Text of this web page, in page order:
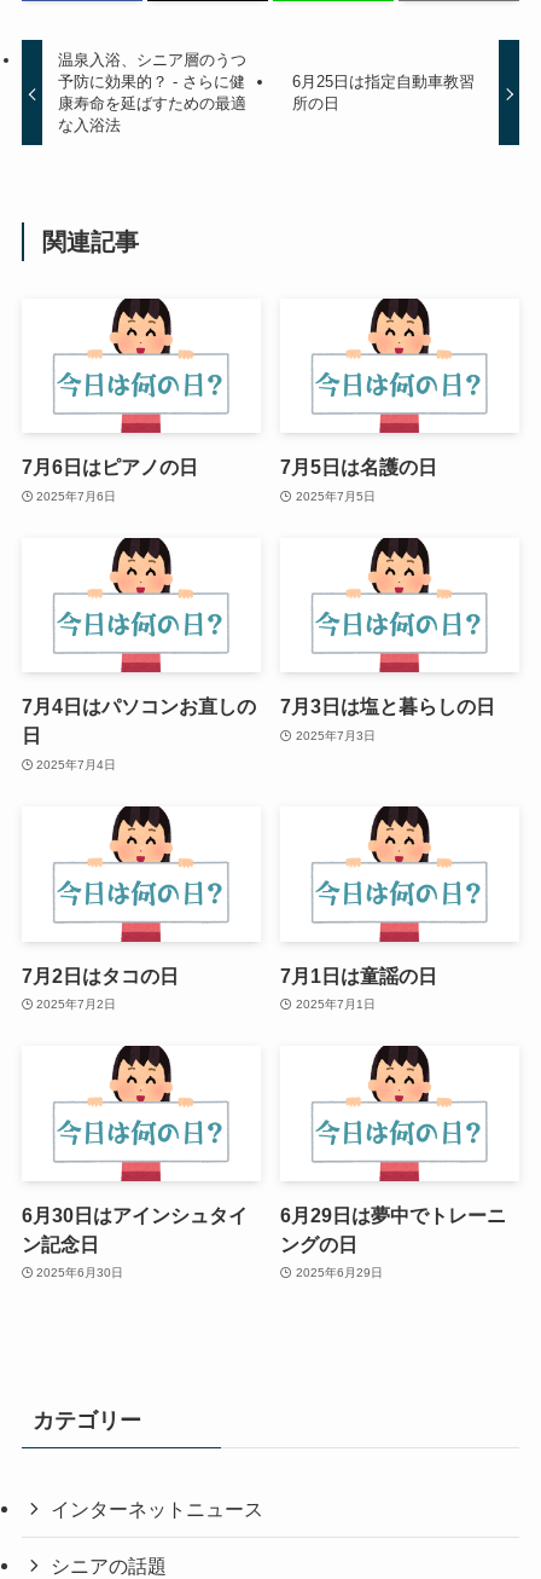
温泉入浴、シニア層のうつ
予防に効果的？ - さらに健
康寿命を延ばすための最適
な入浴法
6月25日は指定自動車教習
所の日
関連記事
7月6日はピアノの日
2025年7月6日
7月5日は名護の日
2025年7月5日
7月4日はパソコンお直しの
日
2025年7月4日
7月3日は塩と暮らしの日
2025年7月3日
7月2日はタコの日
2025年7月2日
7月1日は童謡の日
2025年7月1日
6月30日はアインシュタイ
ン記念日
2025年6月30日
6月29日は夢中でトレーニ
ングの日
2025年6月29日
カテゴリー
インターネットニュース
シニアの話題